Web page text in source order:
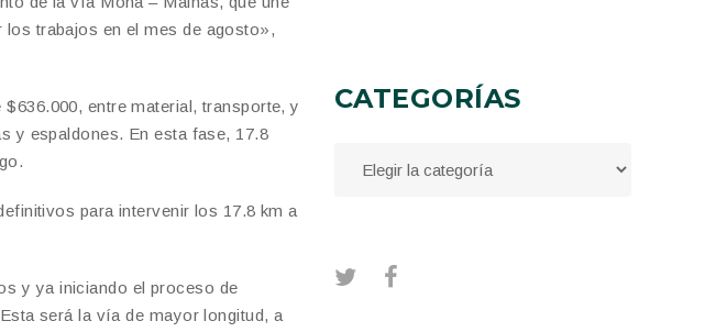
los trabajos en el mes de agosto»,
entre material, transporte, y
y espaldones. En esta fase, 17.8
para intervenir los 17.8 km a
y ya iniciando el proceso de
será la vía de mayor longitud, a
CATEGORÍAS